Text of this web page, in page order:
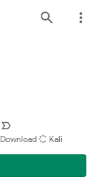
Download Kali